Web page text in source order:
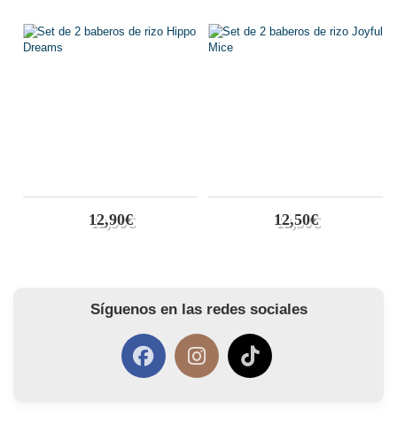
12,90€ 12,50€
Síguenos en las redes sociales